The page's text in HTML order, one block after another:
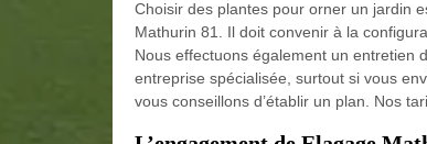
Choisir des plantes pour orner un jardin
Mathurin 81. Il doit convenir à la
Nous effectuons également un entretien
entreprise spécialisée, surtout si vous
vous conseillons d’établir un plan. Nos